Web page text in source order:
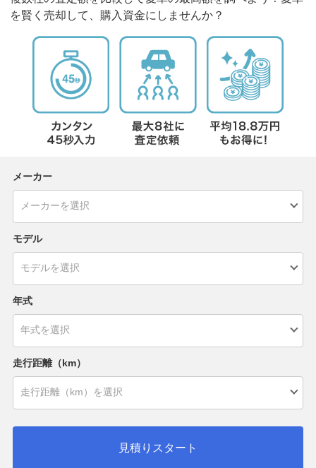
を賢く売却して、購入資金にしませんか？
メーカー
モデル
年式
走行距離（km）
見積りスタート